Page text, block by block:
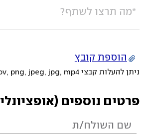
הוספת קובץ
ניתן להעלות קבצי mov, png, jpeg, jpg, mp4 עד 200MB
פרטים נוספים